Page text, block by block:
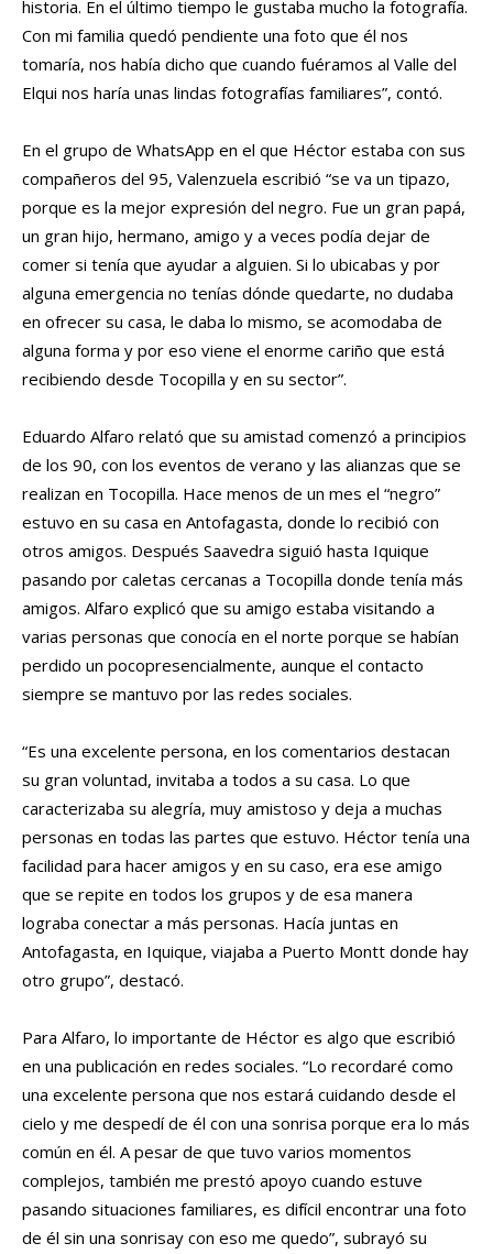
historia. En el último tiempo le gustaba mucho la fotografía.
Con mi familia quedó pendiente una foto que él nos
tomaría, nos había dicho que cuando fuéramos al Valle del
Elqui nos haría unas lindas fotografías familiares”, contó.
En el grupo de WhatsApp en el que Héctor estaba con sus
compañeros del 95, Valenzuela escribió “se va un tipazo,
porque es la mejor expresión del negro. Fue un gran papá,
un gran hijo, hermano, amigo y a veces podía dejar de
comer si tenía que ayudar a alguien. Si lo ubicabas y por
alguna emergencia no tenías dónde quedarte, no dudaba
en ofrecer su casa, le daba lo mismo, se acomodaba de
alguna forma y por eso viene el enorme cariño que está
recibiendo desde Tocopilla y en su sector”.
Eduardo Alfaro relató que su amistad comenzó a principios
de los 90, con los eventos de verano y las alianzas que se
realizan en Tocopilla. Hace menos de un mes el “negro”
estuvo en su casa en Antofagasta, donde lo recibió con
otros amigos. Después Saavedra siguió hasta Iquique
pasando por caletas cercanas a Tocopilla donde tenía más
amigos. Alfaro explicó que su amigo estaba visitando a
varias personas que conocía en el norte porque se habían
perdido un pocopresencialmente, aunque el contacto
siempre se mantuvo por las redes sociales.
“Es una excelente persona, en los comentarios destacan
su gran voluntad, invitaba a todos a su casa. Lo que
caracterizaba su alegría, muy amistoso y deja a muchas
personas en todas las partes que estuvo. Héctor tenía una
facilidad para hacer amigos y en su caso, era ese amigo
que se repite en todos los grupos y de esa manera
lograba conectar a más personas. Hacía juntas en
Antofagasta, en Iquique, viajaba a Puerto Montt donde hay
otro grupo”, destacó.
Para Alfaro, lo importante de Héctor es algo que escribió
en una publicación en redes sociales. “Lo recordaré como
una excelente persona que nos estará cuidando desde el
cielo y me despedí de él con una sonrisa porque era lo más
común en él. A pesar de que tuvo varios momentos
complejos, también me prestó apoyo cuando estuve
pasando situaciones familiares, es difícil encontrar una foto
de él sin una sonrisay con eso me quedo”, subrayó su